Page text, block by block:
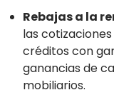
Rebajas a la
las
créditos con
ganancias de
mobiliarios.